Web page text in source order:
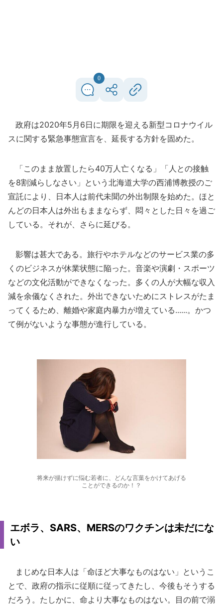
0
政府は2020年5月6日に期限を迎える新型コロナウイル
スに関する緊急事態宣言を、延長する方針を固めた。
「このまま放置したら40万人亡くなる」「人との接触
を8割減らしなさい」という北海道大学の西浦博教授のご
宣託により、日本人は前代未聞の外出制限を始めた。ほと
んどの日本人は外出もままならず、悶々とした日々を過ご
している。それが、さらに延びる。
影響は甚大である。旅行やホテルなどのサービス業の多
くのビジネスが休業状態に陥った。音楽や演劇・スポーツ
などの文化活動ができなくなった。多くの人が大幅な収入
減を余儀なくされた。外出できないためにストレスがたま
ってくるため、離婚や家庭内暴力が増えている......。かつ
て例がないような事態が進行している。
将来が描けずに悩む若者に、どんな言葉をかけてあげる
ことができるのか！？
エボラ、SARS、MERSのワクチンは未だにな
い
まじめな日本人は「命ほど大事なものはない」というこ
とで、政府の指示に従順に従ってきたし、今後もそうする
だろう。たしかに、命より大事なものはない。目の前で溺